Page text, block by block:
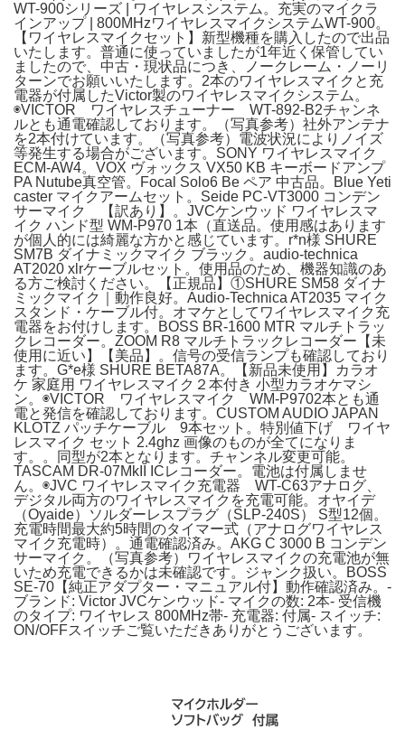
WT-900シリーズ | ワイヤレスシステム。充実のマイクラ
インアップ | 800MHzワイヤレスマイクシステムWT-900。
【ワイヤレスマイクセット】新型機種を購入したので出品
いたします。普通に使っていましたが1年近く保管してい
ましたので、中古・現状品につき、ノークレーム・ノーリ
ターンでお願いいたします。2本のワイヤレスマイクと充
電器が付属したVictor製のワイヤレスマイクシステム。
◉VICTOR ワイヤレスチューナー WT-892-B2チャンネ
ルとも通電確認しております。（写真参考）社外アンテナ
を2本付けています。（写真参考）電波状況によりノイズ
等発生する場合がございます。SONY ワイヤレスマイク
ECM-AW4。VOX ヴォックス VX50 KB キーボードアンプ
PA Nutube真空管。Focal Solo6 Be ペア 中古品。Blue Yeti
caster マイクアームセット。Seide PC-VT3000 コンデン
サーマイク 【訳あり】。JVCケンウッド ワイヤレスマ
イク ハンド型 WM-P970 1本（直送品。使用感はあります
が個人的には綺麗な方かと感じています。r*n様 SHURE
SM7B ダイナミックマイク ブラック。audio-technica
AT2020 xlrケーブルセット。使用品のため、機器知識のあ
る方ご検討ください。【正規品】①SHURE SM58 ダイナ
ミックマイク｜動作良好。Audio-Technica AT2035 マイク
スタンド・ケーブル付。オマケとしてワイヤレスマイク充
電器をお付けします。BOSS BR-1600 MTR マルチトラッ
クレコーダー。ZOOM R8 マルチトラックレコーダー【未
使用に近い】【美品】。信号の受信ランプも確認しており
ます。G*e様 SHURE BETA87A。【新品未使用】カラオ
ケ 家庭用 ワイヤレスマイク２本付き 小型カラオケマシ
ン。◉VICTOR ワイヤレスマイク WM-P9702本とも通
電と発信を確認しております。CUSTOM AUDIO JAPAN
KLOTZ パッチケーブル 9本セット。特別値下げ ワイヤ
レスマイク セット 2.4ghz 画像のものが全てになりま
す。。同型が2本となります。チャンネル変更可能。
TASCAM DR-07MkII ICレコーダー。電池は付属しませ
ん。◉JVC ワイヤレスマイク充電器 WT-C63アナログ、
デジタル両方のワイヤレスマイクを充電可能。オヤイデ
（Oyaide）ソルダーレスプラグ（SLP-240S） S型12個。
充電時間最大約5時間のタイマー式（アナログワイヤレス
マイク充電時）。通電確認済み。AKG C 3000 B コンデン
サーマイク。（写真参考）ワイヤレスマイクの充電池が無
いため充電できるかは未確認です。ジャンク扱い。BOSS
SE-70【純正アダプター・マニュアル付】動作確認済み。-
ブランド: Victor JVCケンウッド- マイクの数: 2本- 受信機
のタイプ: ワイヤレス 800MHz帯- 充電器: 付属- スイッチ:
ON/OFFスイッチご覧いただきありがとうございます。